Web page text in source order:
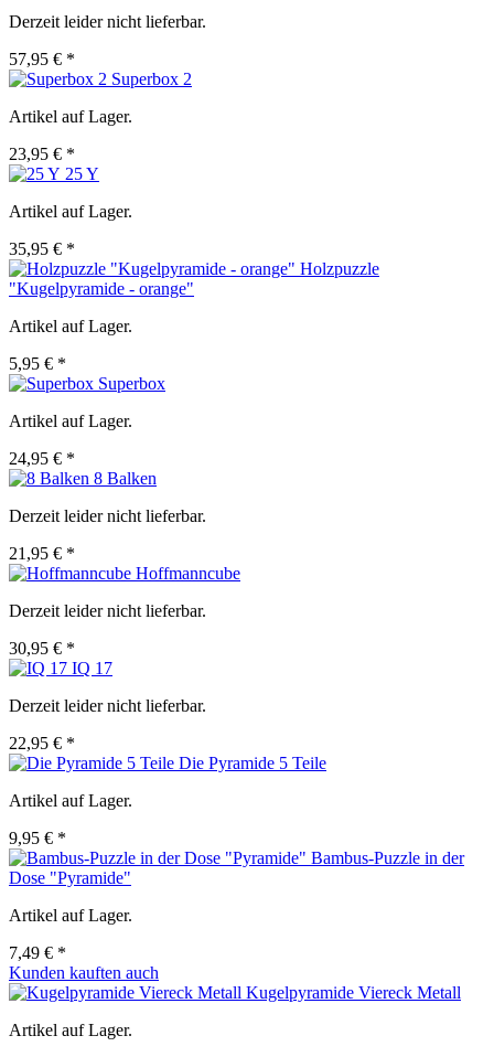
Derzeit leider nicht lieferbar.
57,95 € *
Superbox 2
Artikel auf Lager.
23,95 € *
25 Y
Artikel auf Lager.
35,95 € *
Holzpuzzle
"Kugelpyramide - orange"
Artikel auf Lager.
5,95 € *
Superbox
Artikel auf Lager.
24,95 € *
8 Balken
Derzeit leider nicht lieferbar.
21,95 € *
Hoffmanncube
Derzeit leider nicht lieferbar.
30,95 € *
IQ 17
Derzeit leider nicht lieferbar.
22,95 € *
Die Pyramide 5 Teile
Artikel auf Lager.
9,95 € *
Bambus-Puzzle in der
Dose "Pyramide"
Artikel auf Lager.
7,49 € *
Kunden kauften auch
Kugelpyramide Viereck Metall
Artikel auf Lager.